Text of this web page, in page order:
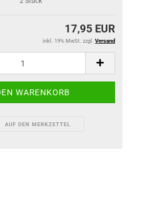
17,95 EUR
inkl. 19% MwSt. zzgl. Versand
AUF DEN MERKZETTEL